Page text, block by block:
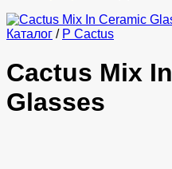
Каталог / P Cactus
Cactus Mix
Glasses